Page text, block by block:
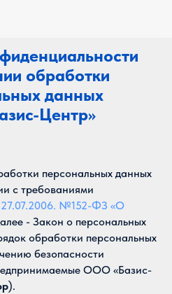
обработки
данных
Центр»
персональных данных
с требованиями
27.07.2006. №152-ФЗ «О
- Закон о персональных
обработки персональных
безопасности
ООО «Базис-
).